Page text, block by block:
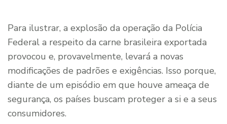
Para ilustrar, a explosão da operação da Polícia
Federal a respeito da carne brasileira exportada
provocou e, provavelmente, levará a novas
modificações de padrões e exigências. Isso porque,
diante de um episódio em que houve ameaça de
segurança, os países buscam proteger a si e a seus
consumidores.